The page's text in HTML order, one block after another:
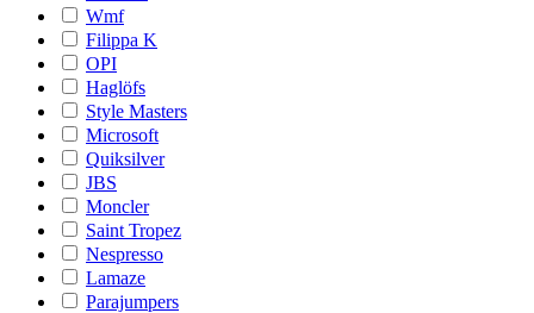
Wmf
Filippa K
OPI
Haglöfs
Style Masters
Microsoft
Quiksilver
JBS
Moncler
Saint Tropez
Nespresso
Lamaze
Parajumpers